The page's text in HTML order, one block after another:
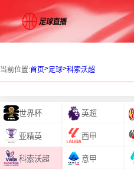
当前位置:首页>足球>科索沃超
世界杯 英超
亚精英 西甲
科索沃超 意甲